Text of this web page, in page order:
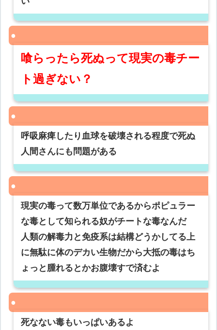
喰らったら死ぬって現実の毒チー
ト過ぎない？
呼吸麻痺したり血球を破壊される程度で死ぬ
人間さんにも問題がある
現実の毒って数万単位であるからポピュラー
な毒として知られる奴がチートな毒なんだ
人類の解毒力と免疫系は結構どうかしてる上
に無駄に体のデカい生物だから大抵の毒はち
ょっと腫れるとかお腹壊すで済むよ
死なない毒もいっぱいあるよ